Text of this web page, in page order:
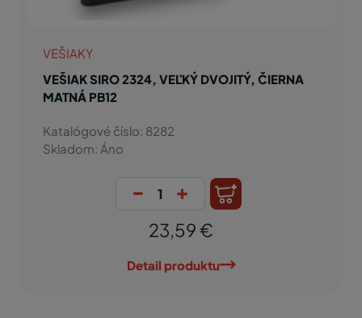
VEŠIAKY
VEŠIAK SIRO 2324, VEĽKÝ DVOJITÝ, ČIERNA
MATNÁ PB12
Katalógové číslo: 8282
Skladom: Áno
- +
23,59 €
Detail produktu